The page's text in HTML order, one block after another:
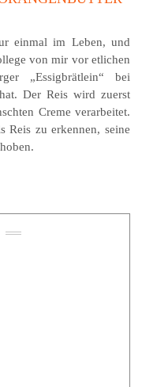
einmal im Leben, und
von mir vor etlichen
„Essigbrätlein“ bei
Der Reis wird zuerst
Creme verarbeitet.
Reis zu erkennen, seine